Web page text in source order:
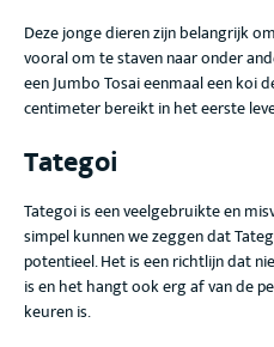
Deze jonge dieren zijn belangrijk
vooral om te staven naar onder
een Jumbo Tosai eenmaal een koi
centimeter bereikt in het eerste
Tategoi
Tategoi is een veelgebruikte en
simpel kunnen we zeggen dat
potentieel. Het is een richtlijn dat
is en het hangt ook erg af van de
keuren is.